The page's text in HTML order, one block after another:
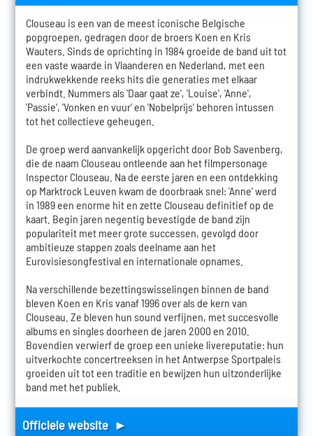
Clouseau is een van de meest iconische Belgische
popgroepen, gedragen door de broers Koen en Kris
Wauters. Sinds de oprichting in 1984 groeide de band uit tot
een vaste waarde in Vlaanderen en Nederland, met een
indrukwekkende reeks hits die generaties met elkaar
verbindt. Nummers als 'Daar gaat ze', 'Louise', 'Anne',
'Passie', 'Vonken en vuur' en 'Nobelprijs' behoren intussen
tot het collectieve geheugen.
De groep werd aanvankelijk opgericht door Bob Savenberg,
die de naam Clouseau ontleende aan het filmpersonage
Inspector Clouseau. Na de eerste jaren en een ontdekking
op Marktrock Leuven kwam de doorbraak snel: 'Anne' werd
in 1989 een enorme hit en zette Clouseau definitief op de
kaart. Begin jaren negentig bevestigde de band zijn
populariteit met meer grote successen, gevolgd door
ambitieuze stappen zoals deelname aan het
Eurovisiesongfestival en internationale opnames.
Na verschillende bezettingswisselingen binnen de band
bleven Koen en Kris vanaf 1996 over als de kern van
Clouseau. Ze bleven hun sound verfijnen, met succesvolle
albums en singles doorheen de jaren 2000 en 2010.
Bovendien verwierf de groep een unieke livereputatie: hun
uitverkochte concertreeksen in het Antwerpse Sportpaleis
groeiden uit tot een traditie en bewijzen hun uitzonderlijke
band met het publiek.
Officiele website ►